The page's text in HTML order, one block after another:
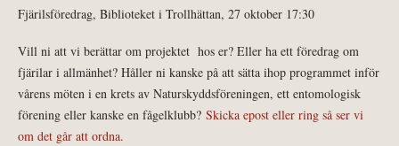
Fjärilsföredrag, Biblioteket i Trollhättan, 27 oktober 17:30
Vill ni att vi berättar om projektet hos er? Eller ha ett föredrag om
fjärilar i allmänhet? Håller ni kanske på att sätta ihop programmet inför
vårens möten i en krets av Naturskyddsföreningen, ett entomologisk
förening eller kanske en fågelklubb? Skicka epost eller ring så ser vi
om det går att ordna.